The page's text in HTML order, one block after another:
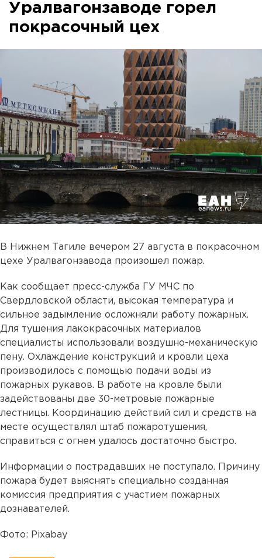
Уралвагонзаводе горел
покрасочный цех
В Нижнем Тагиле вечером 27 августа в покрасочном
цехе Уралвагонзавода произошел пожар.
Как сообщает пресс-служба ГУ МЧС по
Свердловской области, высокая температура и
сильное задымление осложняли работу пожарных.
Для тушения лакокрасочных материалов
специалисты использовали воздушно-механическую
пену. Охлаждение конструкций и кровли цеха
производилось с помощью подачи воды из
пожарных рукавов. В работе на кровле были
задействованы две 30-метровые пожарные
лестницы. Координацию действий сил и средств на
месте осуществлял штаб пожаротушения,
справиться с огнем удалось достаточно быстро.
Информации о пострадавших не поступало. Причину
пожара будет выяснять специально созданная
комиссия предприятия с участием пожарных
дознавателей.
Фото: Pixabay